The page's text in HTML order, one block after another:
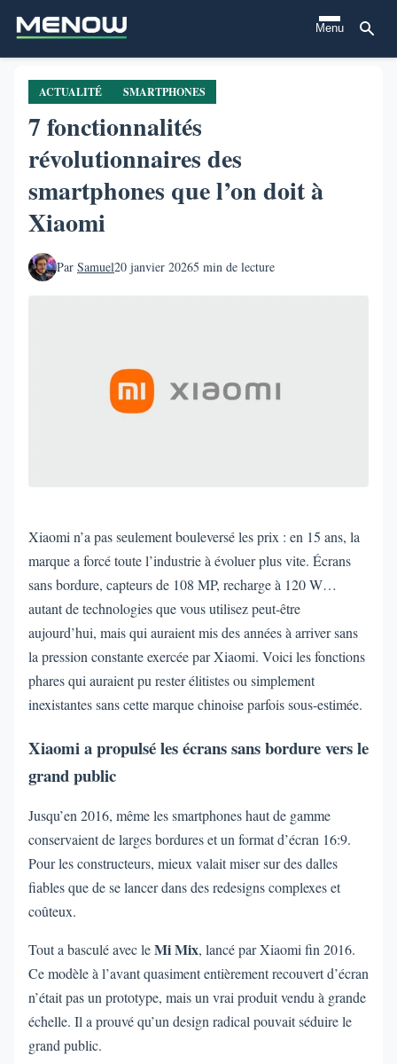
contenu
principal
Menu
ACTUALITÉ SMARTPHONES
7 fonctionnalités
révolutionnaires des
smartphones que l’on doit à
Xiaomi
Par Samuel20 janvier 20265 min de lecture
Xiaomi n’a pas seulement bouleversé les prix : en 15 ans, la
marque a forcé toute l’industrie à évoluer plus vite. Écrans
sans bordure, capteurs de 108 MP, recharge à 120 W…
autant de technologies que vous utilisez peut-être
aujourd’hui, mais qui auraient mis des années à arriver sans
la pression constante exercée par Xiaomi. Voici les fonctions
phares qui auraient pu rester élitistes ou simplement
inexistantes sans cette marque chinoise parfois sous-estimée.
Xiaomi a propulsé les écrans sans bordure vers le
grand public
Jusqu’en 2016, même les smartphones haut de gamme
conservaient de larges bordures et un format d’écran 16:9.
Pour les constructeurs, mieux valait miser sur des dalles
fiables que de se lancer dans des redesigns complexes et
coûteux.
Tout a basculé avec leMi Mix, lancé par Xiaomi fin 2016.
Ce modèle à l’avant quasiment entièrement recouvert d’écran
n’était pas un prototype, mais un vrai produit vendu à grande
échelle. Il a prouvé qu’un design radical pouvait séduire le
grand public.